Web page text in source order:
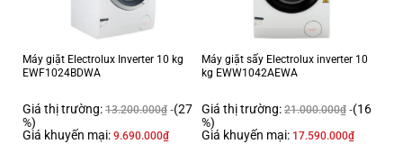
TÍNH NĂNG 4K HDR
Các dòng Smart TV mới của Sharp được tích hợp tính năng HDR nhằm
hoặc tối rõ nét hơn mang đến độ sâu và tự nhiên cho hình ảnh mới nhất
Máy giặt Electrolux Inverter 10 kg
EWF1024BDWA
Giá thị trường: 13.200.000₫ (27
%)
Giá khuyến mại: 9.690.000₫
Máy giặt sấy Electrolux inverter 10
kg EWW1042AEWA
Giá thị trường: 21.000.000₫ (16
%)
Giá khuyến mại: 17.590.000₫